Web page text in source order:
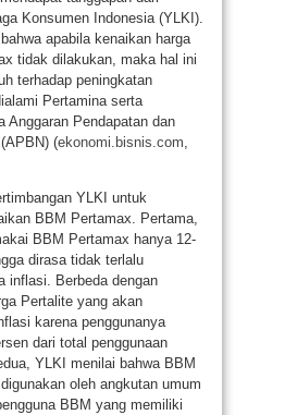
Konsumen Indonesia (YLKI).
apabila kenaikan harga
tidak dilakukan, maka hal ini
terhadap peningkatan
Pertamina serta
Anggaran Pendapatan dan
(ekonomi.bisnis.com,
YLKI untuk
BBM Pertamax. Pertama,
BBM Pertamax hanya 12-
dirasa tidak terlalu
inflasi. Berbeda dengan
Pertalite yang akan
karena penggunanya
dari total penggunaan
YLKI menilai bahwa BBM
oleh angkutan umum
BBM yang memiliki